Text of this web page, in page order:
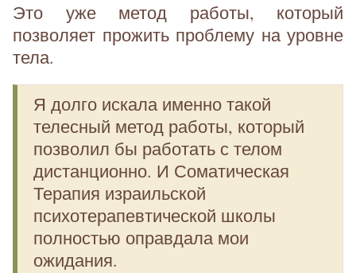
Это уже метод работы, который
позволяет прожить проблему на уровне
тела.
Я долго искала именно такой
телесный метод работы, который
позволил бы работать с телом
дистанционно. И Соматическая
Терапия израильской
психотерапевтической школы
полностью оправдала мои
ожидания.